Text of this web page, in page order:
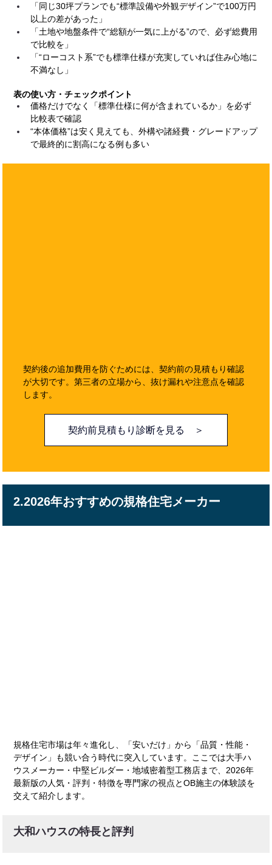
「同じ30坪プランでも“標準設備や外観デザイン”で100万円
以上の差があった」
「土地や地盤条件で“総額が一気に上がる”ので、必ず総費用
で比較を」
「“ローコスト系”でも標準仕様が充実していれば住み心地に
不満なし」
表の使い方・チェックポイント
価格だけでなく「標準仕様に何が含まれているか」を必ず
比較表で確認
“本体価格”は安く見えても、外構や諸経費・グレードアップ
で最終的に割高になる例も多い
契約後の追加費用を防ぐためには、契約前の見積もり確認
が大切です。第三者の立場から、抜け漏れや注意点を確認
します。
契約前見積もり診断を見る ＞
2.2026年おすすめの規格住宅メーカー
規格住宅市場は年々進化し、「安いだけ」から「品質・性能・
デザイン」も競い合う時代に突入しています。ここでは大手ハ
ウスメーカー・中堅ビルダー・地域密着型工務店まで、2026年
最新版の人気・評判・特徴を専門家の視点とOB施主の体験談を
交えて紹介します。
大和ハウスの特長と評判